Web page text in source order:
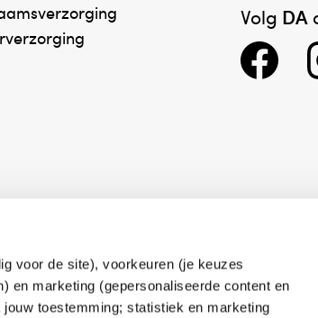
voor de site), voorkeuren (je keuzes
en marketing (gepersonaliseerde content en
toestemming; statistiek en marketing
Volg DA
Winkelen met zekerheid
⁠Deze webshop is aangesloten